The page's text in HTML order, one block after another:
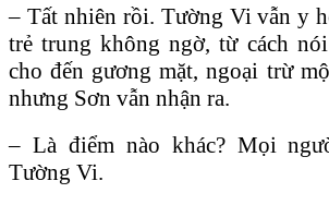
– Tất nhiên rồi. Tường Vi vẫn y
trẻ trung không ngờ, từ cách
cho đến gương mặt, ngoại trừ
nhưng Sơn vẫn nhận ra.
– Là điểm nào khác? Mọi
Tường Vi.